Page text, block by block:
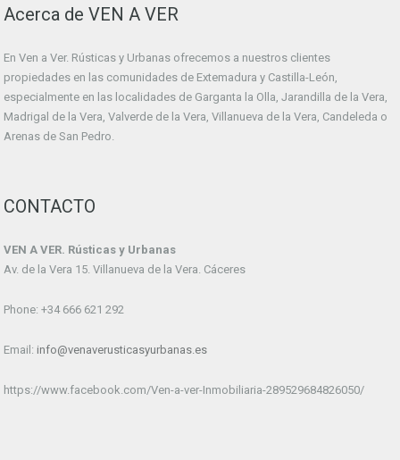
Acerca de VEN A VER
En Ven a Ver. Rústicas y Urbanas ofrecemos a nuestros clientes
propiedades en las comunidades de Extemadura y Castilla-León,
especialmente en las localidades de Garganta la Olla, Jarandilla de la Vera,
Madrigal de la Vera, Valverde de la Vera, Villanueva de la Vera, Candeleda o
Arenas de San Pedro.
CONTACTO
VEN A VER. Rústicas y Urbanas
Av. de la Vera 15. Villanueva de la Vera. Cáceres
Phone: +34 666 621 292
Email: info@venaverusticasyurbanas.es
https://www.facebook.com/Ven-a-ver-Inmobiliaria-289529684826050/